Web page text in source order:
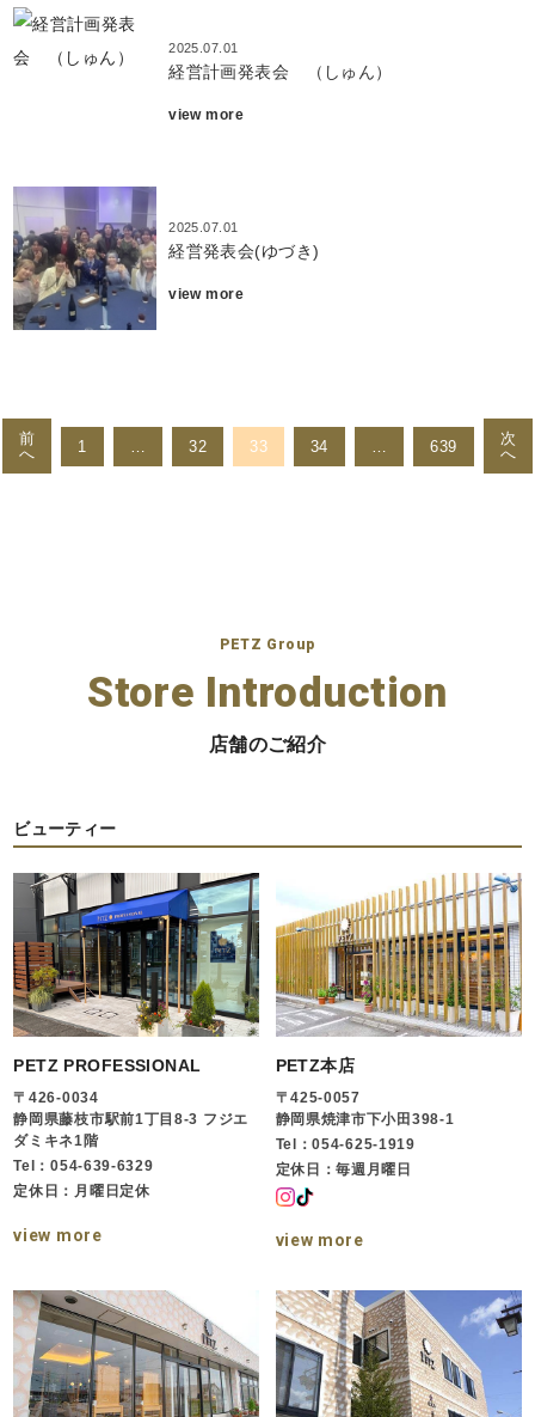
2025.07.01
経営計画発表会 （しゅん）
view more
2025.07.01
経営発表会(ゆづき)
view more
稿
の
前
へ
1 32 33 34 639
次
へ
PETZ Group
Store Introduction
店舗のご紹介
ビューティー
PETZ PROFESSIONAL
〒426-0034
静岡県藤枝市駅前1丁目8-3 フジエ
ダミキネ1階
Tel：054-639-6329
定休日：月曜日定休
view more
PETZ本店
〒425-0057
静岡県焼津市下小田398-1
Tel：054-625-1919
定休日：毎週月曜日
view more